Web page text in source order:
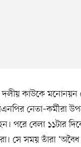
কাউকে মনোনয়ন
নেতা–কর্মীরা
পরে বেলা ১১টার
সে সময় তাঁরা ‘অবৈধ